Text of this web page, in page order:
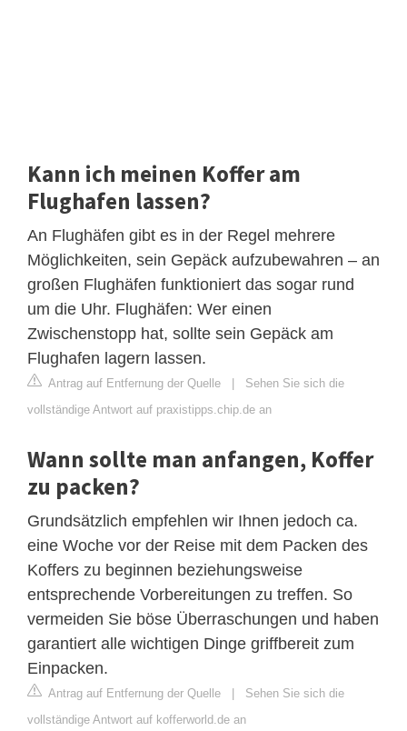
Kann ich meinen Koffer am
Flughafen lassen?
An Flughäfen gibt es in der Regel mehrere
Möglichkeiten, sein Gepäck aufzubewahren – an
großen Flughäfen funktioniert das sogar rund
um die Uhr. Flughäfen: Wer einen
Zwischenstopp hat, sollte sein Gepäck am
Flughafen lagern lassen.
Antrag auf Entfernung der Quelle | Sehen Sie sich die
vollständige Antwort auf praxistipps.chip.de an
Wann sollte man anfangen, Koffer
zu packen?
Grundsätzlich empfehlen wir Ihnen jedoch ca.
eine Woche vor der Reise mit dem Packen des
Koffers zu beginnen beziehungsweise
entsprechende Vorbereitungen zu treffen. So
vermeiden Sie böse Überraschungen und haben
garantiert alle wichtigen Dinge griffbereit zum
Einpacken.
Antrag auf Entfernung der Quelle | Sehen Sie sich die
vollständige Antwort auf kofferworld.de an